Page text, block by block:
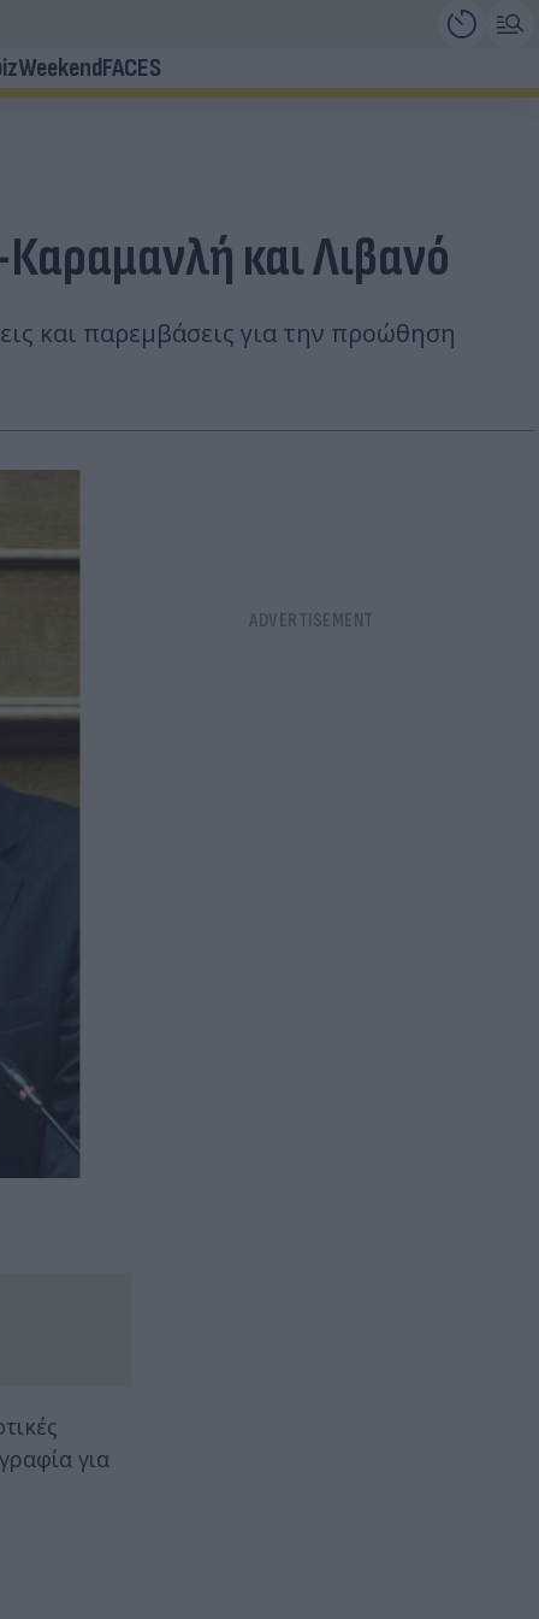
WeekendFACES
και Λιβανό
και παρεμβάσεις για την προώθηση
για